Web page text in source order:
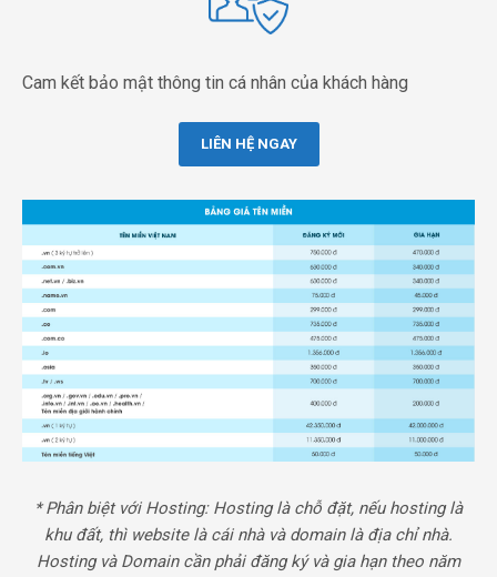
Cam kết bảo mật thông tin cá nhân của khách hàng
LIÊN HỆ NGAY
* Phân biệt với Hosting: Hosting là chỗ đặt, nếu hosting là
khu đất, thì website là cái nhà và domain là địa chỉ nhà.
Hosting và Domain cần phải đăng ký và gia hạn theo năm